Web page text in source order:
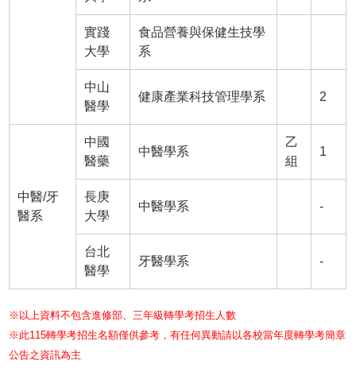
實踐
大學
食品營養與保健生技學
系
中山
醫學
健康產業科技管理學系 2
中醫/牙
醫系
中國
醫藥
中醫學系
乙
組
1
長庚
大學
中醫學系 -
台北
醫學
牙醫學系 -
※以上資料不包含進修部、三年級轉學考招生人數
※此115轉學考招生名額僅供參考，有任何異動請以各校當年度轉學考簡章
公告之資訊為主